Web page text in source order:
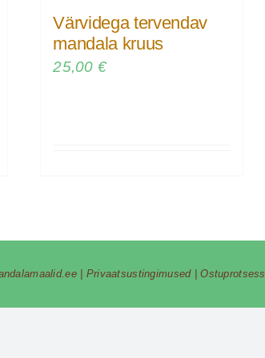
Värvidega tervendav
mandala kruus
25,00€
| Privaatsustingimused|Ostuprotsess